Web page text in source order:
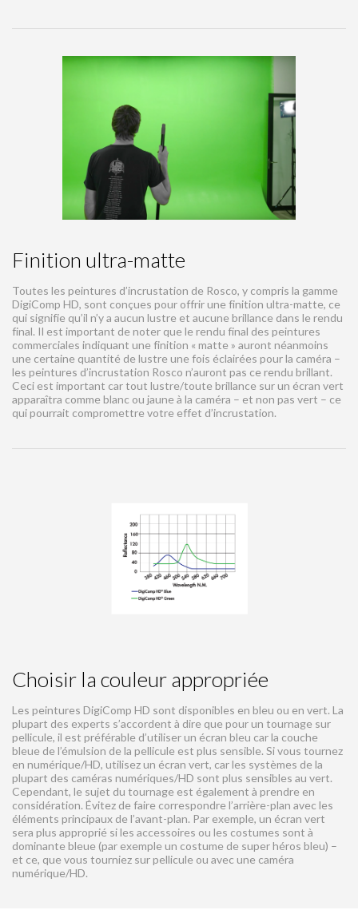
Finition ultra-matte
Toutes les peintures d’incrustation de Rosco, y compris la gamme
DigiComp HD, sont conçues pour offrir une finition ultra-matte, ce
qui signifie qu’il n’y a aucun lustre et aucune brillance dans le rendu
final. Il est important de noter que le rendu final des peintures
commerciales indiquant une finition « matte » auront néanmoins
une certaine quantité de lustre une fois éclairées pour la caméra –
les peintures d’incrustation Rosco n’auront pas ce rendu brillant.
Ceci est important car tout lustre/toute brillance sur un écran vert
apparaîtra comme blanc ou jaune à la caméra – et non pas vert – ce
qui pourrait compromettre votre effet d’incrustation.
Choisir la couleur appropriée
Les peintures DigiComp HD sont disponibles en bleu ou en vert. La
plupart des experts s’accordent à dire que pour un tournage sur
pellicule, il est préférable d’utiliser un écran bleu car la couche
bleue de l’émulsion de la pellicule est plus sensible. Si vous tournez
en numérique/HD, utilisez un écran vert, car les systèmes de la
plupart des caméras numériques/HD sont plus sensibles au vert.
Cependant, le sujet du tournage est également à prendre en
considération. Évitez de faire correspondre l’arrière-plan avec les
éléments principaux de l’avant-plan. Par exemple, un écran vert
sera plus approprié si les accessoires ou les costumes sont à
dominante bleue (par exemple un costume de super héros bleu) –
et ce, que vous tourniez sur pellicule ou avec une caméra
numérique/HD.